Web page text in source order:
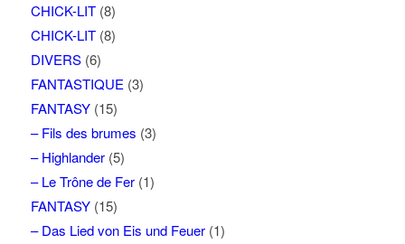
CHICK-LIT(8)
CHICK-LIT(8)
DIVERS(6)
FANTASTIQUE (3)
FANTASY(15)
– Fils des brumes (3)
– Highlander(5)
– Le Trône de Fer(1)
FANTASY(15)
– Das Lied von Eis und Feuer(1)